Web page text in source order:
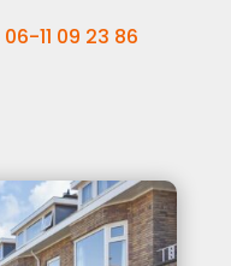
06-11 09 23 86